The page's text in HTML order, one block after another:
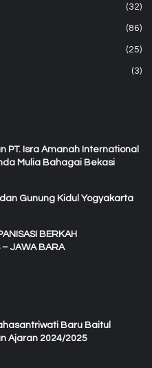
(32)
(86)
(25)
(3)
PT. Isra Amanah International
Mulia Bahagai Bekasi
Gunung Kidul Yogyakarta
BERKAH
– JAWA BARA
Baru Baitul
Ajaran 2024/2025